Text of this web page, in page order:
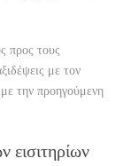
προς τους
με τον
την προηγούμενη